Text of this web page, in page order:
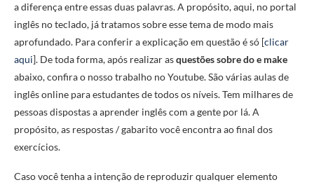
a diferença entre essas duas palavras. A propósito, aqui, no portal
inglês no teclado, já tratamos sobre esse tema de modo mais
aprofundado. Para conferir a explicação em questão é só [clicar
aqui]. De toda forma, após realizar asquestões sobre do e make
abaixo, confira o nosso trabalho no Youtube. São várias aulas de
inglês online para estudantes de todos os níveis. Tem milhares de
pessoas dispostas a aprender inglês com a gente por lá. A
propósito, as respostas / gabarito você encontra ao final dos
exercícios.
Caso você tenha a intenção de reproduzir qualquer elemento